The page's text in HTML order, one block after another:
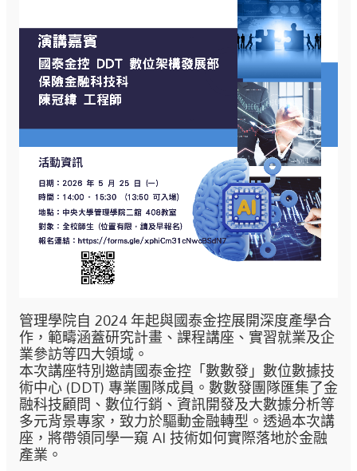
管理學院自 2024 年起與國泰金控展開深度產學合
作，範疇涵蓋研究計畫、課程講座、實習就業及企
業參訪等四大領域。
本次講座特別邀請國泰金控「數數發」數位數據技
術中心 (DDT) 專業團隊成員。數數發團隊匯集了金
融科技顧問、數位行銷、資訊開發及大數據分析等
多元背景專家，致力於驅動金融轉型。透過本次講
座，將帶領同學一窺 AI 技術如何實際落地於金融
產業。